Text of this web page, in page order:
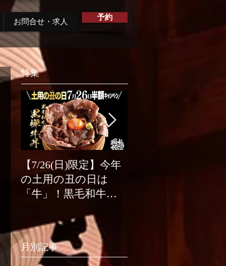
お問合せ・求人
予約
特集
【7/26(日)限定】今年
の土用の丑の日は
「牛」！黒毛和牛す
ャンペーン開催！
月別記事